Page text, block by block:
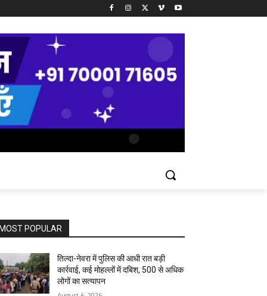
MOST POPULAR
तिल्दा-नेवरा में पुलिस की आधी रात बड़ी
कार्रवाई, कई मोहल्लों में दबिश, 500 से अधिक
लोगों का सत्यापन